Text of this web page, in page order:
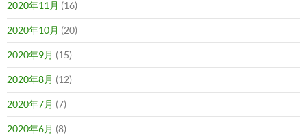
2020年11月 (16)
2020年10月 (20)
2020年9月 (15)
2020年8月 (12)
2020年7月 (7)
2020年6月 (8)